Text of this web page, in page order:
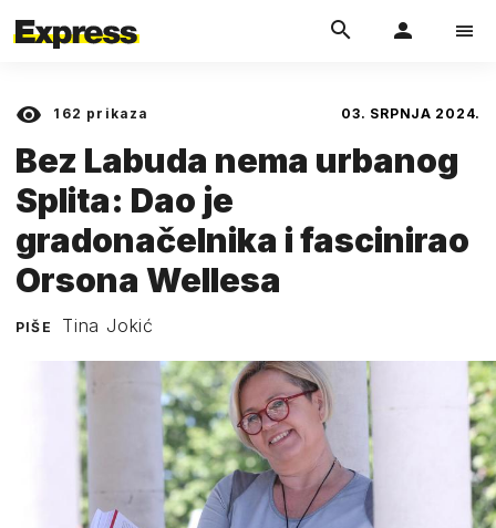
162 prikaza 03. SRPNJA 2024.
Bez Labuda nema urbanog
Splita: Dao je
gradonačelnika i fascinirao
Orsona Wellesa
PIŠE Tina Jokić